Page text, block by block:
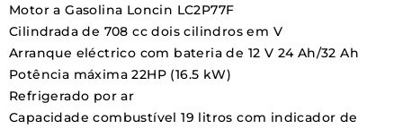
Motor a Gasolina Loncin LC2P77F
Cilindrada de 708 cc dois cilindros em V
Arranque eléctrico com bateria de 12 V 24 Ah/32 Ah
Potência máxima22HP (16.5 kW)
Refrigerado por ar
Capacidade combustível 19 litros com indicador de